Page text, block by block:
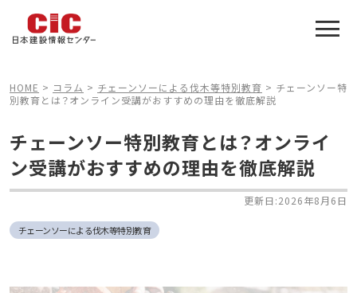
HOME > コラム > チェーンソーによる伐木等特別教育 > チェーンソー特
別教育とは？オンライン受講がおすすめの理由を徹底解説
チェーンソー特別教育とは？オンライ
ン受講がおすすめの理由を徹底解説
更新日:2026年8月6日
チェーンソーによる伐木等特別教育